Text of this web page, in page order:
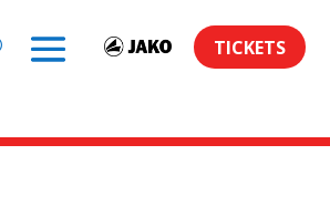
TICKETS